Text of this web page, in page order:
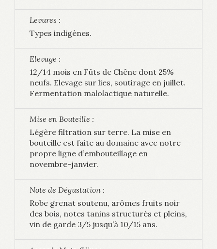
Levures :
Types indigènes.
Elevage :
12/14 mois en Fûts de Chêne dont 25%
neufs. Elevage sur lies, soutirage en juillet.
Fermentation malolactique naturelle.
Mise en Bouteille :
Légère filtration sur terre. La mise en
bouteille est faite au domaine avec notre
propre ligne d’embouteillage en
novembre-janvier.
Note de Dégustation :
Robe grenat soutenu, arômes fruits noir
des bois, notes tanins structurés et pleins,
vin de garde 3/5 jusqu’à 10/15 ans.